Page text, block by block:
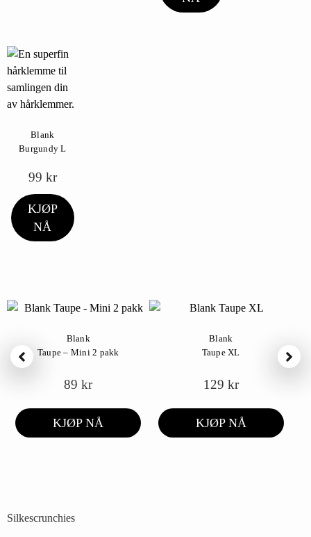
Blank
Burgundy L
99 kr
KJØP
NÅ
Blank
Taupe – Mini 2 pakk
89kr
KJØP NÅ
Blank
Taupe XL
129 kr
KJØP NÅ
Silkescrunchies